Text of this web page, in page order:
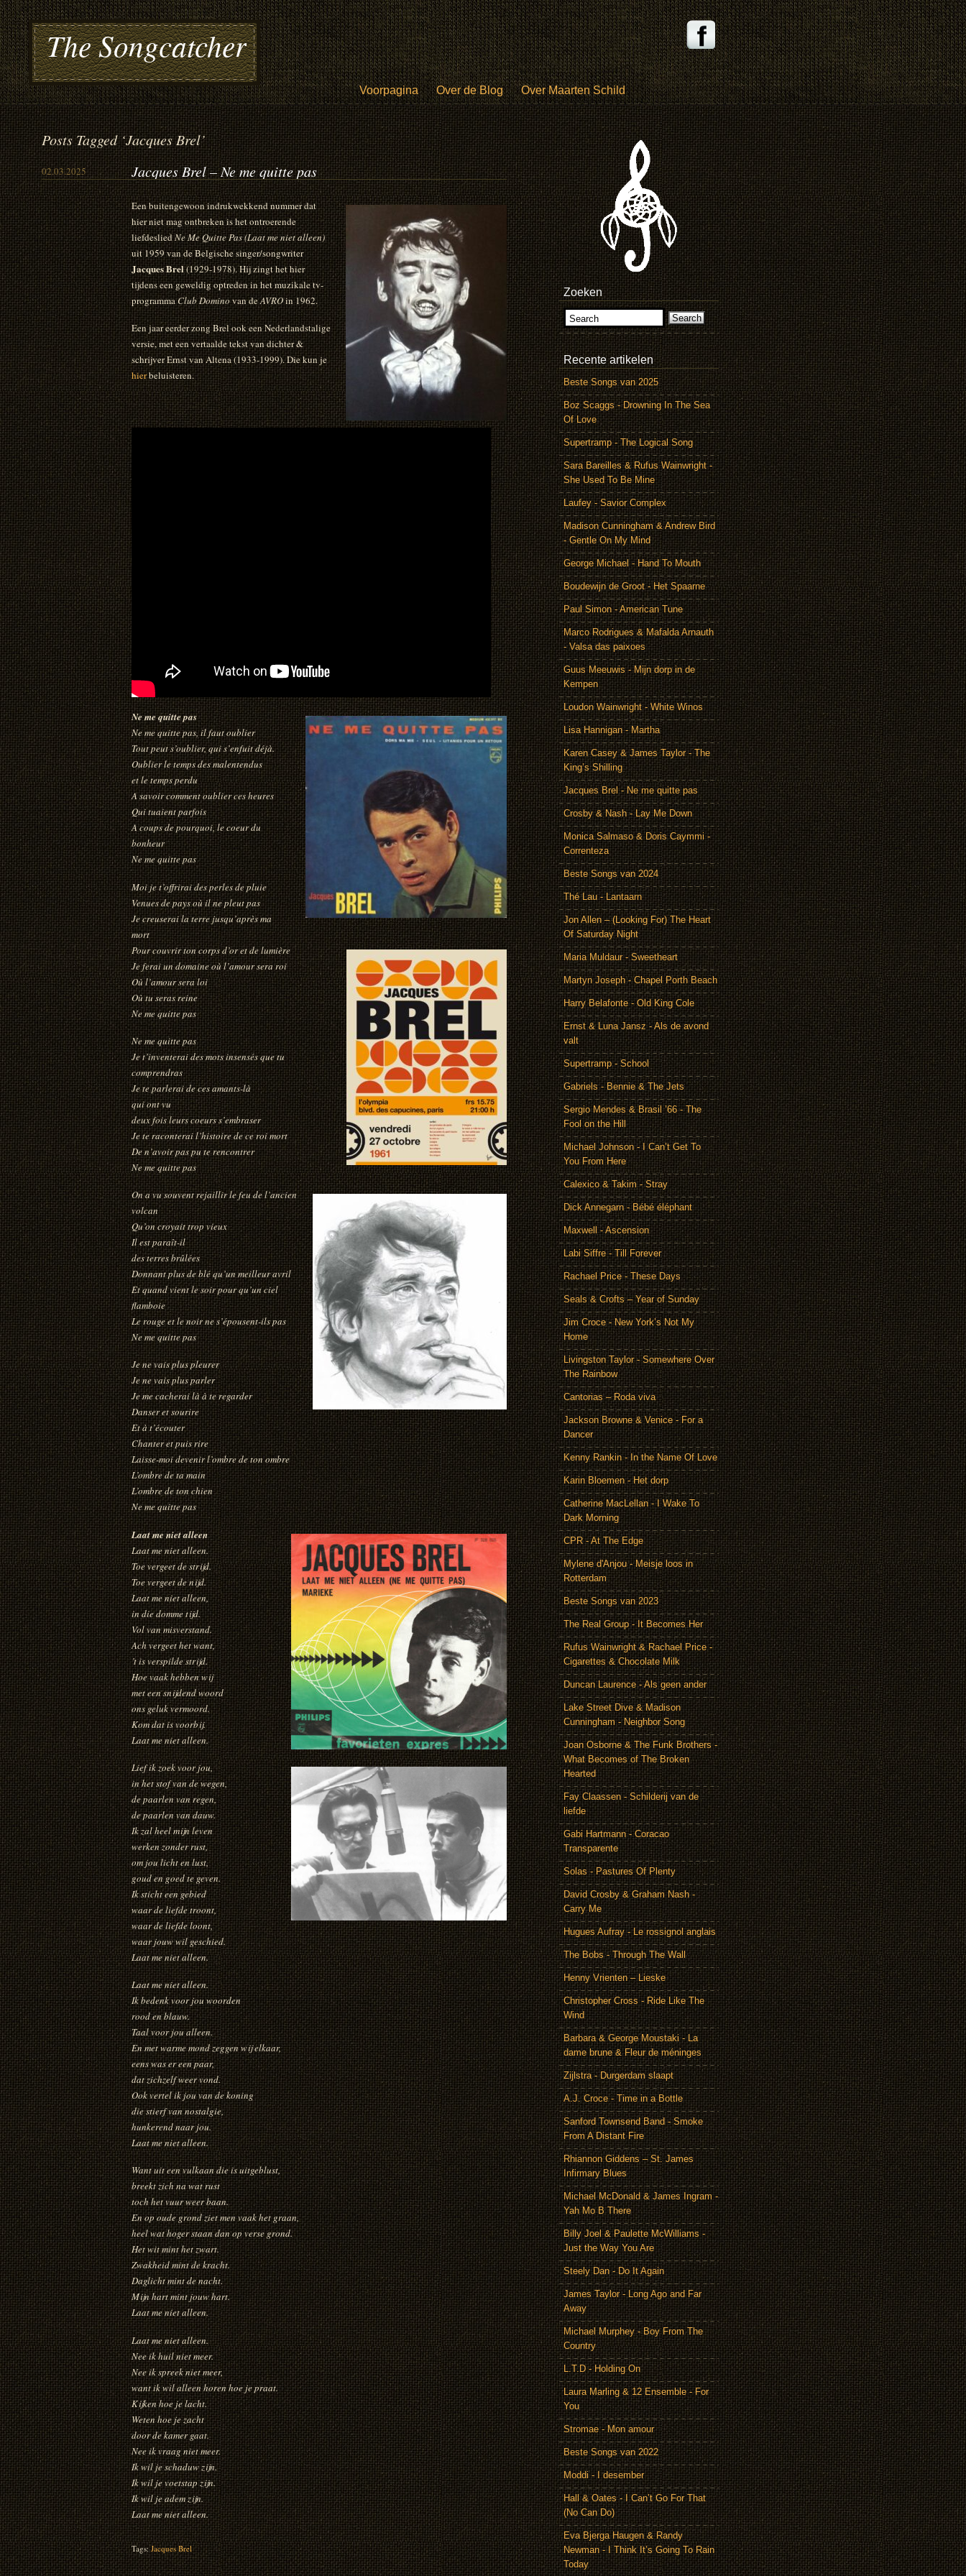
The Songcatcher
Voorpagina Over de Blog Over Maarten Schild
Posts Tagged ‘Jacques Brel’
02.03.2025 Jacques Brel – Ne me quitte pas
Een buitengewoon indrukwekkend nummer dat
hier niet mag ontbreken is het ontroerende
liefdesliedNe Me Quitte Pas (Laat me niet alleen)
uit 1959 van de Belgische singer/songwriter
Jacques Brel(1929-1978). Hij zingt het hier
tijdens een geweldig optreden in het muzikale tv-
programmaClub Dominovan deAVROin 1962.
Een jaar eerder zong Brel ook een Nederlandstalige
versie, met een vertaalde tekst van dichter &
schrijver Ernst van Altena (1933-1999). Die kun je
hierbeluisteren.
Ne me quitte pas
Ne me quitte pas, il faut oublier
Tout peut s’oublier, qui s’enfuit déjà.
Oublier le temps des malentendus
et le temps perdu
A savoir comment oublier ces heures
Qui tuaient parfois
A coups de pourquoi, le coeur du
bonheur
Ne me quitte pas
Moi je t’offrirai des perles de pluie
Venues de pays où il ne pleut pas
Je creuserai la terre jusqu’après ma
mort
Pour couvrir ton corps d’or et de lumière
Je ferai un domaine où l’amour sera roi
Où l’amour sera loi
Où tu seras reine
Ne me quitte pas
Ne me quitte pas
Je t’inventerai des mots insensés que tu
comprendras
Je te parlerai de ces amants-là
qui ont vu
deux fois leurs coeurs s’embraser
Je te raconterai l’histoire de ce roi mort
De n’avoir pas pu te rencontrer
Ne me quitte pas
On a vu souvent rejaillir le feu de l’ancien
volcan
Qu’on croyait trop vieux
Il est paraît-il
des terres brûlées
Donnant plus de blé qu’un meilleur avril
Et quand vient le soir pour qu’un ciel
flamboie
Le rouge et le noir ne s’épousent-ils pas
Ne me quitte pas
Je ne vais plus pleurer
Je ne vais plus parler
Je me cacherai là à te regarder
Danser et sourire
Et à t’écouter
Chanter et puis rire
Laisse-moi devenir l’ombre de ton ombre
L’ombre de ta main
L’ombre de ton chien
Ne me quitte pas
Laat me niet alleen
Laat me niet alleen.
Toe vergeet de strijd.
Toe vergeet de nijd.
Laat me niet alleen,
in die domme tijd.
Vol van misverstand.
Ach vergeet het want,
’t is verspilde strijd.
Hoe vaak hebben wij
met een snijdend woord
ons geluk vermoord.
Kom dat is voorbij.
Laat me niet alleen.
Lief ik zoek voor jou,
in het stof van de wegen,
de paarlen van regen,
de paarlen van dauw.
Ik zal heel mijn leven
werken zonder rust,
om jou licht en lust,
goud en goed te geven.
Ik sticht een gebied
waar de liefde troont,
waar de liefde loont,
waar jouw wil geschied.
Laat me niet alleen.
Laat me niet alleen.
Ik bedenk voor jou woorden
rood en blauw.
Taal voor jou alleen.
En met warme mond zeggen wij elkaar,
eens was er een paar,
dat zichzelf weer vond.
Ook vertel ik jou van de koning
die stierf van nostalgie,
hunkerend naar jou.
Laat me niet alleen.
Want uit een vulkaan die is uitgeblust,
breekt zich na wat rust
toch het vuur weer baan.
En op oude grond ziet men vaak het graan,
heel wat hoger staan dan op verse grond.
Het wit mint het zwart.
Zwakheid mint de kracht.
Daglicht mint de nacht.
Mijn hart mint jouw hart.
Laat me niet alleen.
Laat me niet alleen.
Nee ik huil niet meer.
Nee ik spreek niet meer,
want ik wil alleen horen hoe je praat.
Kijken hoe je lacht.
Weten hoe je zacht
door de kamer gaat.
Nee ik vraag niet meer.
Ik wil je schaduw zijn.
Ik wil je voetstap zijn.
Ik wil je adem zijn.
Laat me niet alleen.
Tags:Jacques Brel
Zoeken
Recente artikelen
Beste Songs van 2025
Boz Scaggs - Drowning In The Sea
Of Love
Supertramp - The Logical Song
Sara Bareilles & Rufus Wainwright -
She Used To Be Mine
Laufey - Savior Complex
Madison Cunningham & Andrew Bird
- Gentle On My Mind
George Michael - Hand To Mouth
Boudewijn de Groot - Het Spaarne
Paul Simon - American Tune
Marco Rodrigues & Mafalda Arnauth
- Valsa das paixoes
Guus Meeuwis - Mijn dorp in de
Kempen
Loudon Wainwright - White Winos
Lisa Hannigan - Martha
Karen Casey & James Taylor - The
King’s Shilling
Jacques Brel - Ne me quitte pas
Crosby & Nash - Lay Me Down
Monica Salmaso & Doris Caymmi -
Correnteza
Beste Songs van 2024
Thé Lau - Lantaarn
Jon Allen – (Looking For) The Heart
Of Saturday Night
Maria Muldaur - Sweetheart
Martyn Joseph - Chapel Porth Beach
Harry Belafonte - Old King Cole
Ernst & Luna Jansz - Als de avond
valt
Supertramp - School
Gabriels - Bennie & The Jets
Sergio Mendes & Brasil ’66 - The
Fool on the Hill
Michael Johnson - I Can’t Get To
You From Here
Calexico & Takim - Stray
Dick Annegarn - Bébé éléphant
Maxwell - Ascension
Labi Siffre - Till Forever
Rachael Price - These Days
Seals & Crofts – Year of Sunday
Jim Croce - New York’s Not My
Home
Livingston Taylor - Somewhere Over
The Rainbow
Cantorias – Roda viva
Jackson Browne & Venice - For a
Dancer
Kenny Rankin - In the Name Of Love
Karin Bloemen - Het dorp
Catherine MacLellan - I Wake To
Dark Morning
CPR - At The Edge
Mylene d'Anjou - Meisje loos in
Rotterdam
Beste Songs van 2023
The Real Group - It Becomes Her
Rufus Wainwright & Rachael Price -
Cigarettes & Chocolate Milk
Duncan Laurence - Als geen ander
Lake Street Dive & Madison
Cunningham - Neighbor Song
Joan Osborne & The Funk Brothers -
What Becomes of The Broken
Hearted
Fay Claassen - Schilderij van de
liefde
Gabi Hartmann - Coracao
Transparente
Solas - Pastures Of Plenty
David Crosby & Graham Nash -
Carry Me
Hugues Aufray - Le rossignol anglais
The Bobs - Through The Wall
Henny Vrienten – Lieske
Christopher Cross - Ride Like The
Wind
Barbara & George Moustaki - La
dame brune & Fleur de méninges
Zijlstra - Durgerdam slaapt
A.J. Croce - Time in a Bottle
Sanford Townsend Band - Smoke
From A Distant Fire
Rhiannon Giddens – St. James
Infirmary Blues
Michael McDonald & James Ingram -
Yah Mo B There
Billy Joel & Paulette McWilliams -
Just the Way You Are
Steely Dan - Do It Again
James Taylor - Long Ago and Far
Away
Michael Murphey - Boy From The
Country
L.T.D - Holding On
Laura Marling & 12 Ensemble - For
You
Stromae - Mon amour
Beste Songs van 2022
Moddi - I desember
Hall & Oates - I Can’t Go For That
(No Can Do)
Eva Bjerga Haugen & Randy
Newman - I Think It’s Going To Rain
Today